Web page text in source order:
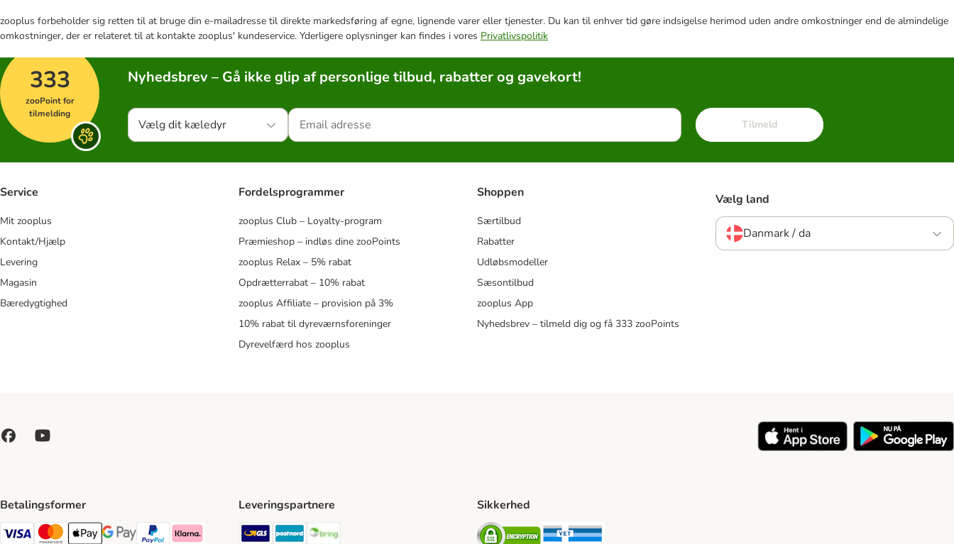
zooplus forbeholder sig retten til at bruge din e-mailadresse til direkte markedsføring af egne, lignende varer eller tjenester. Du kan til enhver tid gøre indsigelse herimod uden andre omkostninger end de almindelige
omkostninger, der er relateret til at kontakte zooplus' kundeservice. Yderligere oplysninger kan findes i vores Privatlivspolitik
333
zooPoint for
tilmelding
Nyhedsbrev – Gå ikke glip af personlige tilbud, rabatter og gavekort!
Vælg dit kæledyr Tilmeld
Service
Mit zooplus
Kontakt/Hjælp
Levering
Magasin
Bæredygtighed
Fordelsprogrammer
zooplus Club – Loyalty-program
Præmieshop – indløs dine zooPoints
zooplus Relax – 5% rabat
Opdrætterrabat – 10% rabat
zooplus Affiliate – provision på 3%
10% rabat til dyreværnsforeninger
Dyrevelfærd hos zooplus
Shoppen
Særtilbud
Rabatter
Udløbsmodeller
Sæsontilbud
zooplus App
Nyhedsbrev – tilmeld dig og få 333 zooPoints
Vælg land
Danmark / da
Betalingsformer Leveringspartnere
GLS Shipping Method
Postnord Shipping Method
Sikkerhed
Security